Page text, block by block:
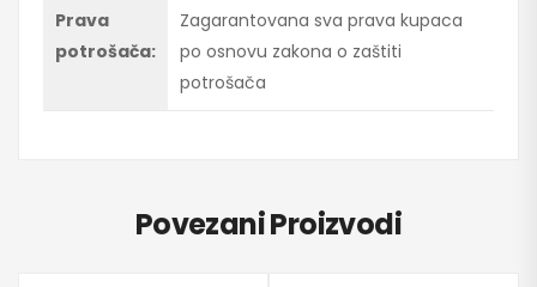
Prava
potrošača:
Zagarantovana sva prava kupaca
po osnovu zakona o zaštiti
potrošača
Povezani Proizvodi